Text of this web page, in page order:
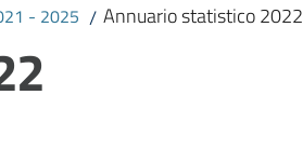
- 2025 / Annuario statistico 2022